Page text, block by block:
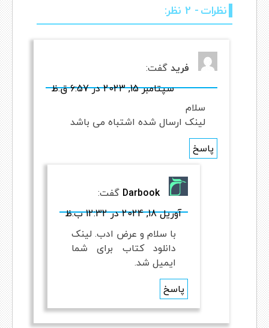
نظرات- 2 نظر:
فریدگفت:
سپتامبر 15, 2023 در 6:57 ق.ظ
سلام
لینک ارسال شده اشتباه می باشد
پاسخ
Darbook گفت:
آوریل 18, 2024 در 12:32 ب.ظ
با سلام و عرض ادب. لینک
دانلود کتاب برای شما
ایمیل شد.
پاسخ